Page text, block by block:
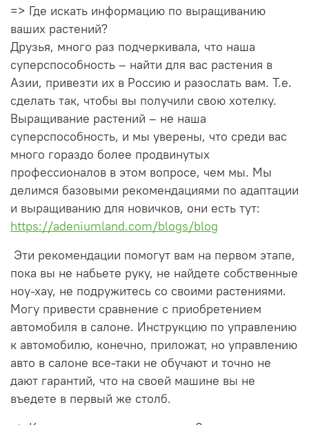
=> Где искать информацию по выращиванию
ваших растений?
Друзья, много раз подчеркивала, что наша
суперспособность – найти для вас растения в
Азии, привезти их в Россию и разослать вам. Т.е.
сделать так, чтобы вы получили свою хотелку.
Выращивание растений – не наша
суперспособность, и мы уверены, что среди вас
много гораздо более продвинутых
профессионалов в этом вопросе, чем мы. Мы
делимся базовыми рекомендациями по адаптации
и выращиванию для новичков, они есть тут:
https://adeniumland.com/blogs/blog
Эти рекомендации помогут вам на первом этапе,
пока вы не набьете руку, не найдете собственные
ноу-хау, не подружитесь со своими растениями.
Могу привести сравнение с приобретением
автомобиля в салоне. Инструкцию по управлению
к автомобилю, конечно, приложат, но управлению
авто в салоне все-таки не обучают и точно не
дают гарантий, что на своей машине вы не
въедете в первый же столб.